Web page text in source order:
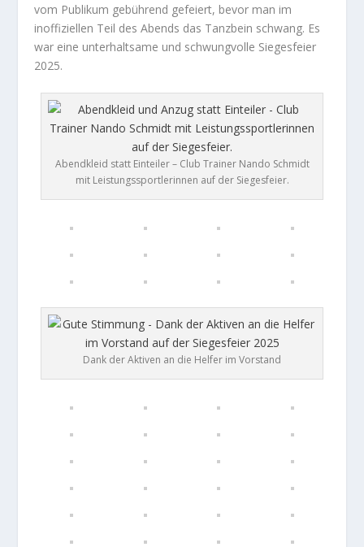
vom Publikum gebührend gefeiert, bevor man im
inoffiziellen Teil des Abends das Tanzbein schwang. Es
war eine unterhaltsame und schwungvolle Siegesfeier
2025.
Abendkleid statt Einteiler – Club Trainer Nando Schmidt
mit Leistungssportlerinnen auf der Siegesfeier.
Dank der Aktiven an die Helfer im Vorstand